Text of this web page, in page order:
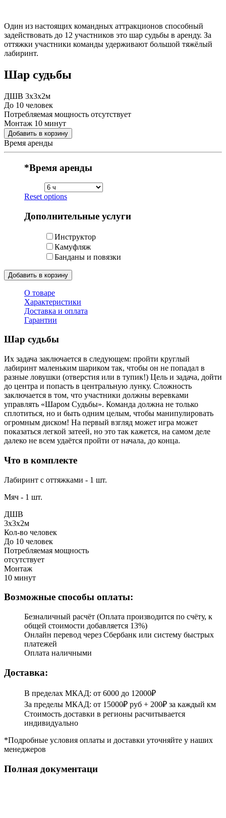
Один из настоящих командных аттракционов способный
задействовать до 12 участников это шар судьбы в аренду. За
оттяжки участники команды удерживают большой тяжёлый
лабиринт.
Шар судьбы
ДШВ 3х3х2м
До 10 человек
Потребляемая мощность отсутствует
Монтаж 10 минут
Добавить в корзину
Время аренды
*Время аренды
Reset options
Дополнительные услуги
Инструктор
Камуфляж
Банданы и повязки
Добавить в корзину
О товаре
Характеристики
Доставка и оплата
Гарантии
Шар судьбы
Их задача заключается в следующем: пройти круглый
лабиринт маленьким шариком так, чтобы он не попадал в
разные ловушки (отверстия или в тупик!) Цель и задача, дойти
до центра и попасть в центральную лунку. Сложность
заключается в том, что участники должны веревками
управлять «Шаром Судьбы». Команда должна не только
сплотиться, но и быть одним целым, чтобы манипулировать
огромным диском! На первый взгляд может игра может
показаться легкой затеей, но это так кажется, на самом деле
далеко не всем удаётся пройти от начала, до конца.
Что в комплекте
Лабиринт с оттяжками - 1 шт.
Мяч - 1 шт.
ДШВ
3х3х2м
Кол-во человек
До 10 человек
Потребляемая мощность
отсутствует
Монтаж
10 минут
Возможные способы оплаты:
Безналичный расчёт (Оплата производится по счёту, к
общей стоимости добавляется 13%)
Онлайн перевод через Сбербанк или систему быстрых
платежей
Оплата наличными
Доставка:
В пределах МКАД: от 6000 до 12000₽
За пределы МКАД: от 15000₽ руб + 200₽ за каждый км
Стоимость доставки в регионы расчитывается
индивидуально
*Подробные условия оплаты и доставки уточняйте у наших
менеджеров
Полная документаци